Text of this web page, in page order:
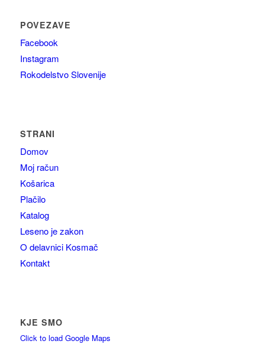
POVEZAVE
Facebook
Instagram
Rokodelstvo Slovenije
STRANI
Domov
Moj račun
Košarica
Plačilo
Katalog
Leseno je zakon
O delavnici Kosmač
Kontakt
KJE SMO
Click to load Google Maps